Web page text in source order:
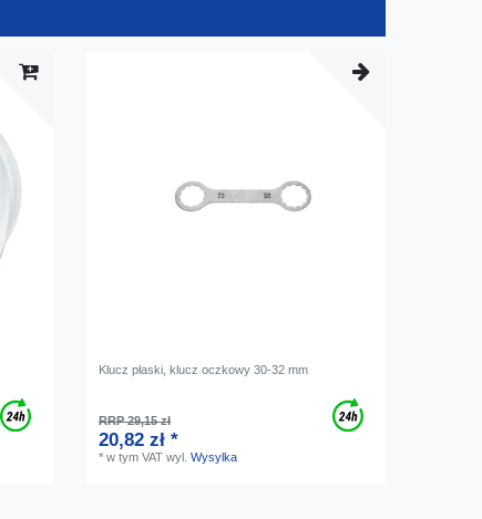
Klucz płaski, klucz oczkowy 30-32 mm
RRP 29,15 zł
20,82 zł *
*w tym VAT wyl.Wysylka